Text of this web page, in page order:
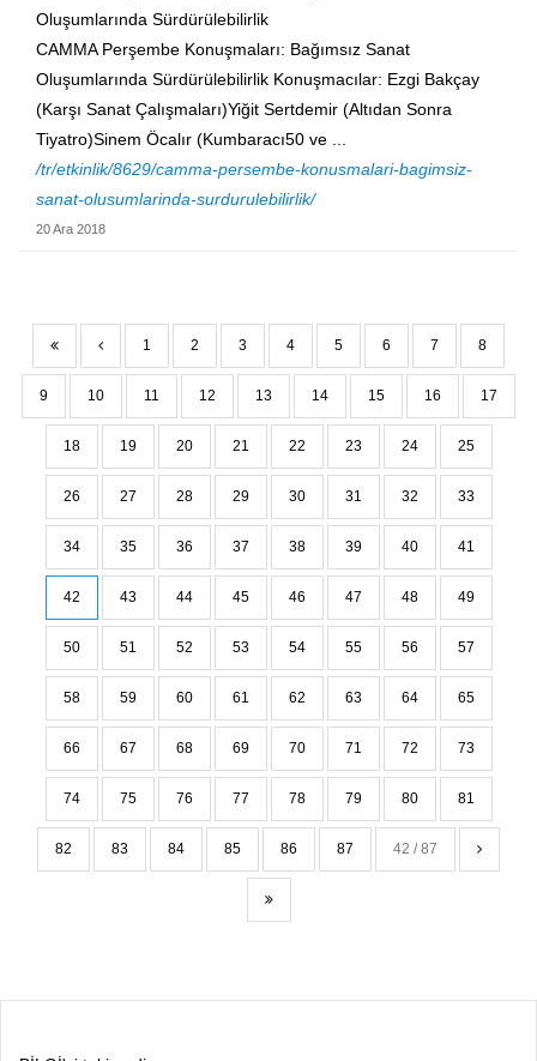
Oluşumlarında Sürdürülebilirlik
CAMMA Perşembe Konuşmaları: Bağımsız Sanat
Oluşumlarında Sürdürülebilirlik Konuşmacılar: Ezgi Bakçay
(Karşı Sanat Çalışmaları)Yiğit Sertdemir (Altıdan Sonra
Tiyatro)Sinem Öcalır (Kumbaracı50 ve ...
/tr/etkinlik/8629/camma-persembe-konusmalari-bagimsiz-
sanat-olusumlarinda-surdurulebilirlik/
20 Ara 2018
1 2 3 4 5 6 7 8
9 10 11 12 13 14 15 16 17
18 19 20 21 22 23 24 25
26 27 28 29 30 31 32 33
34 35 36 37 38 39 40 41
42 43 44 45 46 47 48 49
50 51 52 53 54 55 56 57
58 59 60 61 62 63 64 65
66 67 68 69 70 71 72 73
74 75 76 77 78 79 80 81
82 83 84 85 86 87 42 / 87